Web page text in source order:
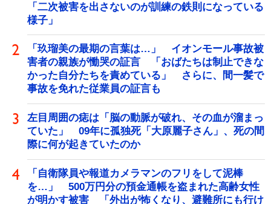
「二次被害を出さないのが訓練の鉄則になっている
様子」
「玖瑠美の最期の言葉は…」 イオンモール事故被
害者の親族が慟哭の証言 「おばたちは制止できな
かった自分たちを責めている」 さらに、間一髪で
事故を免れた従業員の証言も
左目周囲の痣は「脳の動脈が破れ、その血が溜まっ
ていた」 09年に孤独死「大原麗子さん」、死の間
際に何が起きていたのか
「自衛隊員や報道カメラマンのフリをして泥棒
を…」 500万円分の預金通帳を盗まれた高齢女性
が明かす被害 「外出が怖くなり、避難所にも行け